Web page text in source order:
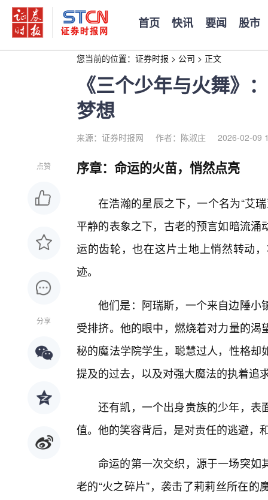
首页 快讯 要闻 股市
您当前的位置： 证券时报 > 公司 > 正文
《三个少年与火舞》
梦想
来源：证券时报网 作者：陈淑庄 2026-02-09
点赞
分享
序章：命运的火苗，悄然点亮
在浩瀚的星辰之下，一个名为“艾
平静的表象之下，古老的预言如暗流
运的齿轮，也在这片土地上悄然转动
迹。
他们是：阿瑞斯，一个来自边陲小
受排挤。他的眼中，燃烧着对力量的
秘的魔法学院学生，聪慧过人，性格
提及的过去，以及对强大魔法的执着追
还有凯，一个出身贵族的少年，表
值。他的笑容背后，是对责任的逃避，
命运的第一次交织，源于一场突如
老的“火之碎片”，袭击了莉莉丝所在